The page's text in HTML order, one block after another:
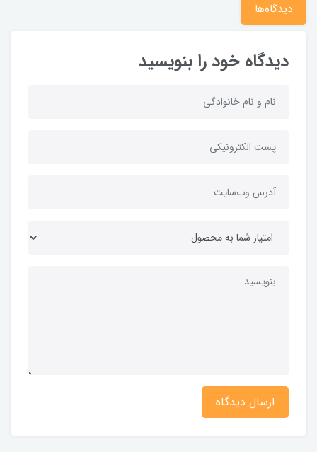
دیدگاه‌ها
دیدگاه خود را بنویسید
ارسال دیدگاه